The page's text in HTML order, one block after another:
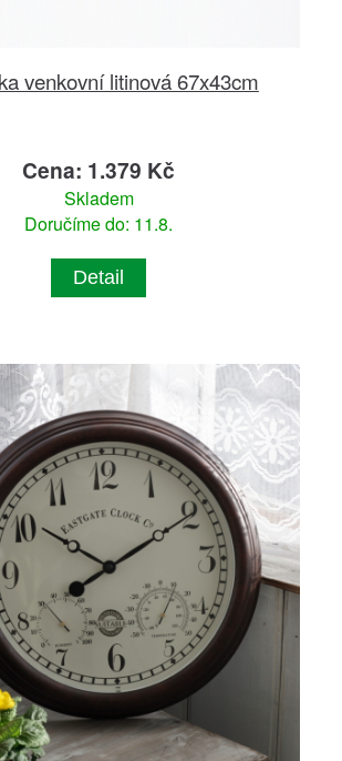
venkovní litinová 67x43cm
Cena: 1.379 Kč
Skladem
Doručíme do: 11.8.
Detail